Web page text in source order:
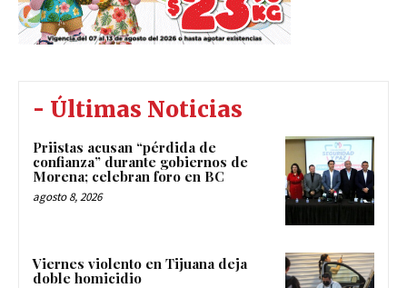
- Últimas Noticias
Priistas acusan “pérdida de
confianza” durante gobiernos de
Morena; celebran foro en BC
agosto 8, 2026
Viernes violento en Tijuana deja
doble homicidio